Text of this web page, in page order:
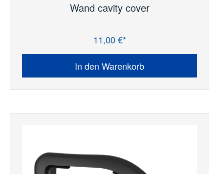
Wand cavity cover
11,00 €*
In den Warenkorb